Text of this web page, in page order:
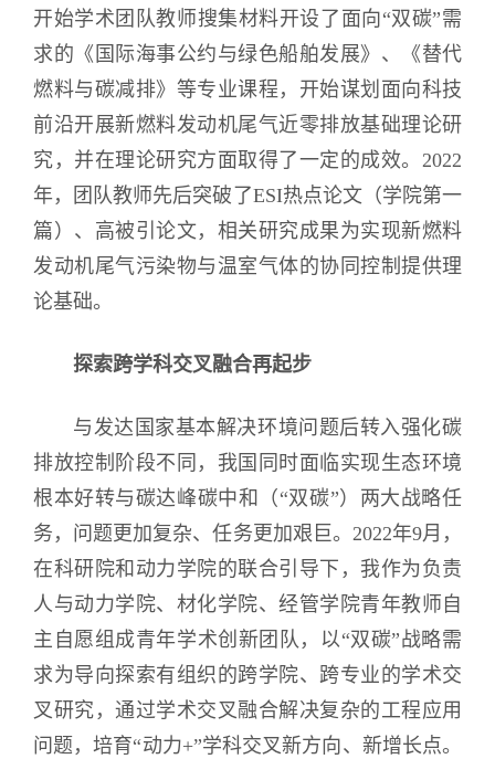
开始学术团队教师搜集材料开设了面向“双碳”需
求的《国际海事公约与绿色船舶发展》、《替代
燃料与碳减排》等专业课程，开始谋划面向科技
前沿开展新燃料发动机尾气近零排放基础理论研
究，并在理论研究方面取得了一定的成效。2022
年，团队教师先后突破了ESI热点论文（学院第一
篇）、高被引论文，相关研究成果为实现新燃料
发动机尾气污染物与温室气体的协同控制提供理
论基础。
探索跨学科交叉融合再起步
与发达国家基本解决环境问题后转入强化碳
排放控制阶段不同，我国同时面临实现生态环境
根本好转与碳达峰碳中和（“双碳”）两大战略任
务，问题更加复杂、任务更加艰巨。2022年9月，
在科研院和动力学院的联合引导下，我作为负责
人与动力学院、材化学院、经管学院青年教师自
主自愿组成青年学术创新团队，以“双碳”战略需
求为导向探索有组织的跨学院、跨专业的学术交
叉研究，通过学术交叉融合解决复杂的工程应用
问题，培育“动力+”学科交叉新方向、新增长点。